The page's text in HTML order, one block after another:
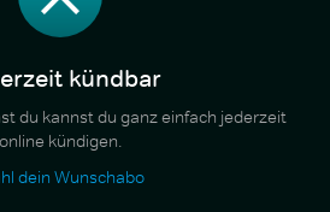
kündbar
du kannst du ganz einfach jederzeit
online kündigen.
dein Wunschabo